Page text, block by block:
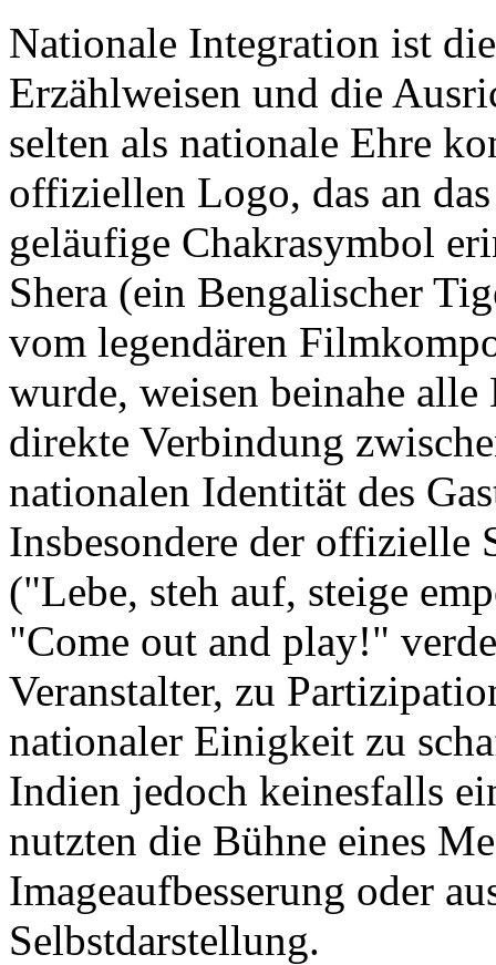
Nationale Integration ist
Erzählweisen und die
selten als nationale Ehre
offiziellen Logo, das an
geläufige Chakrasymbol
Shera (ein Bengalischer
vom legendären
wurde, weisen beinahe
direkte Verbindung
nationalen Identität des
Insbesondere der offizielle
("Lebe, steh auf, steige
"Come out and play!"
Veranstalter, zu
nationaler Einigkeit zu
Indien jedoch keinesfalls
nutzten die Bühne eines
Imageaufbesserung oder
Selbstdarstellung.